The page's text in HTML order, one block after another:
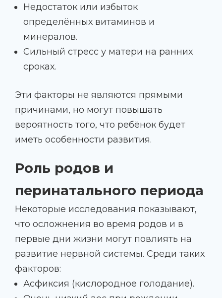
Недостаток или избыток
определённых витаминов и
минералов.
Сильный стресс у матери на ранних
сроках.
Эти факторы не являются прямыми
причинами, но могут повышать
вероятность того, что ребёнок будет
иметь особенности развития.
Роль родов и
перинатального периода
Некоторые исследования показывают,
что осложнения во время родов и в
первые дни жизни могут повлиять на
развитие нервной системы. Среди таких
факторов:
Асфиксия (кислородное голодание).